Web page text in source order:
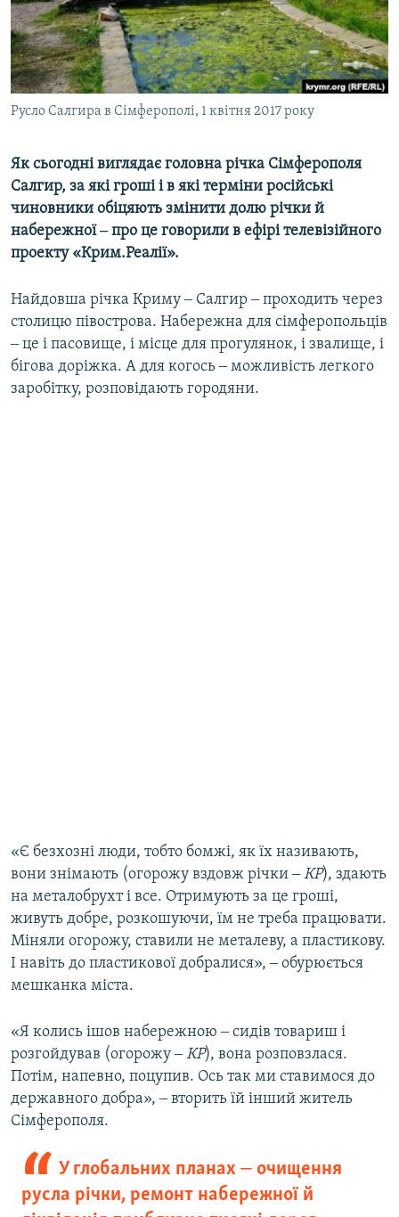
ВІДЕОУРОКИ «ELIFBE»
СВІДЧЕННЯ ОКУПАЦІЇ
УКРАЇНСЬКА ПРОБЛЕМА КРИМУ
ІНФОГРАФІКА
Русский
Qırımtatar
ДОЛУЧАЙСЯ!
Усі сайти RFE/RL
Русло Салгира в Сімферополі, 1 квітня 2017 року
Як сьогодні виглядає головна річка Сімферополя
Салгир, за які гроші і в які терміни російські
чиновники обіцяють змінити долю річки й
набережної ‒ про це говорили в ефірі телевізійного
проекту «Крим.Реалії».
Найдовша річка Криму ‒ Салгир ‒ проходить через
столицю півострова. Набережна для сімферопольців
‒ це і пасовище, і місце для прогулянок, і звалище, і
бігова доріжка. А для когось ‒ можливість легкого
заробітку, розповідають городяни.
«Є безхозні люди, тобто бомжі, як їх називають,
вони знімають (огорожу вздовж річки ‒КР), здають
на металобрухт і все. Отримують за це гроші,
живуть добре, розкошуючи, їм не треба працювати.
Міняли огорожу, ставили не металеву, а пластикову.
І навіть до пластикової добралися», ‒ обурюється
мешканка міста.
«Я колись ішов набережною ‒ сидів товариш і
розгойдував (огорожу ‒КР), вона розповзлася.
Потім, напевно, поцупив. Ось так ми ставимося до
державного добра», ‒ вторить їй інший житель
Сімферополя.
У глобальних планах ‒ очищення
русла річки, ремонт набережної й